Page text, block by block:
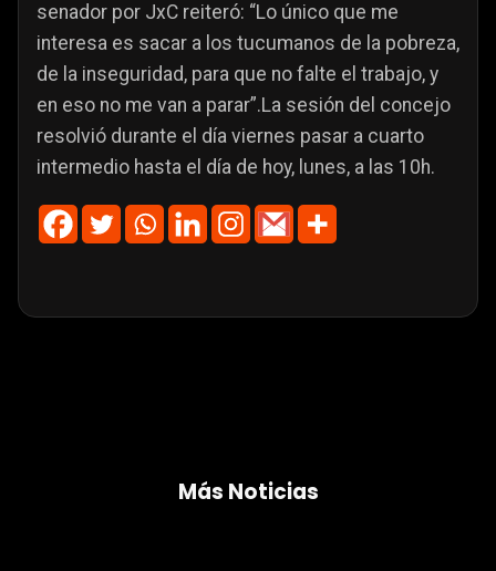
senador por JxC reiteró: “Lo único que me
interesa es sacar a los tucumanos de la pobreza,
de la inseguridad, para que no falte el trabajo, y
en eso no me van a parar”.La sesión del concejo
resolvió durante el día viernes pasar a cuarto
intermedio hasta el día de hoy, lunes, a las 10h.
Más Noticias